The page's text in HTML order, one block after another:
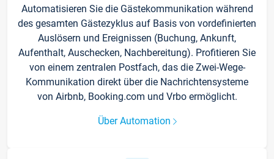
Automatisieren Sie die Gästekommunikation während
des gesamten Gästezyklus auf Basis von vordefinierten
Auslösern und Ereignissen (Buchung, Ankunft,
Aufenthalt, Auschecken, Nachbereitung). Profitieren Sie
von einem zentralen Postfach, das die Zwei-Wege-
Kommunikation direkt über die Nachrichtensysteme
von Airbnb, Booking.com und Vrbo ermöglicht.
Über Automation